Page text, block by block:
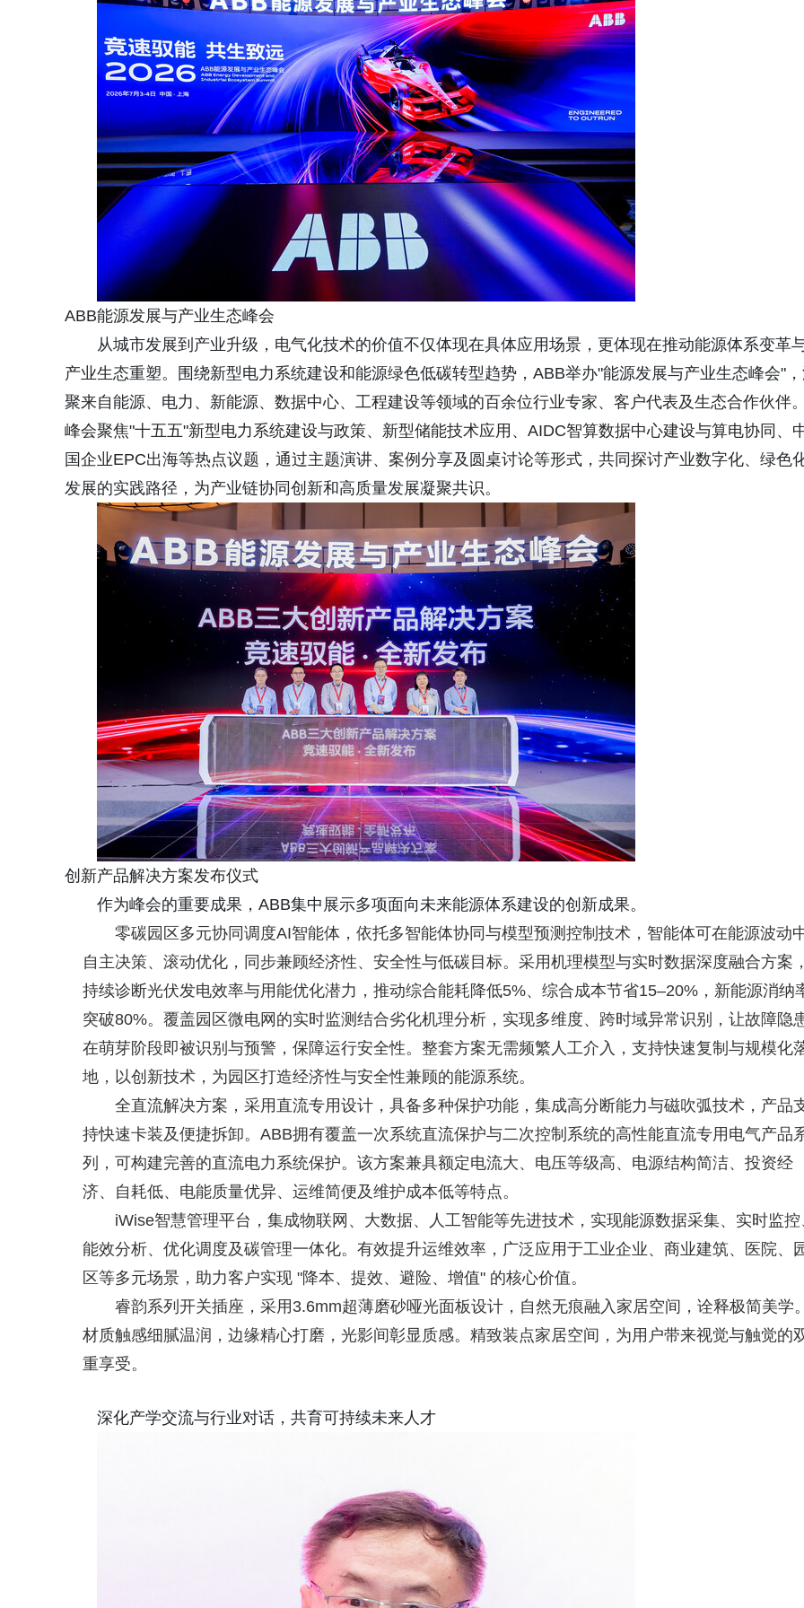
ABB能源发展与产业生态峰会
从城市发展到产业升级，电气化技术的价值不仅体现在具体应用场景，更体现在推动能源体系变革
产业生态重塑。围绕新型电力系统建设和能源绿色低碳转型趋势，ABB举办"能源发展与产业生态峰会"
聚来自能源、电力、新能源、数据中心、工程建设等领域的百余位行业专家、客户代表及生态合作伙伴。
峰会聚焦"十五五"新型电力系统建设与政策、新型储能技术应用、AIDC智算数据中心建设与算电协同、
国企业EPC出海等热点议题，通过主题演讲、案例分享及圆桌讨论等形式，共同探讨产业数字化、绿色
发展的实践路径，为产业链协同创新和高质量发展凝聚共识。
创新产品解决方案发布仪式
作为峰会的重要成果，ABB集中展示多项面向未来能源体系建设的创新成果。
零碳园区多元协同调度AI智能体，依托多智能体协同与模型预测控制技术，智能体可在能源波动
自主决策、滚动优化，同步兼顾经济性、安全性与低碳目标。采用机理模型与实时数据深度融合方案，
持续诊断光伏发电效率与用能优化潜力，推动综合能耗降低5%、综合成本节省15–20%，新能源消纳
突破80%。覆盖园区微电网的实时监测结合劣化机理分析，实现多维度、跨时域异常识别，让故障隐
在萌芽阶段即被识别与预警，保障运行安全性。整套方案无需频繁人工介入，支持快速复制与规模化
地，以创新技术，为园区打造经济性与安全性兼顾的能源系统。
全直流解决方案，采用直流专用设计，具备多种保护功能，集成高分断能力与磁吹弧技术，产品
持快速卡装及便捷拆卸。ABB拥有覆盖一次系统直流保护与二次控制系统的高性能直流专用电气产品
列，可构建完善的直流电力系统保护。该方案兼具额定电流大、电压等级高、电源结构简洁、投资经
济、自耗低、电能质量优异、运维简便及维护成本低等特点。
iWise智慧管理平台，集成物联网、大数据、人工智能等先进技术，实现能源数据采集、实时监控
能效分析、优化调度及碳管理一体化。有效提升运维效率，广泛应用于工业企业、商业建筑、医院、
区等多元场景，助力客户实现 "降本、提效、避险、增值" 的核心价值。
睿韵系列开关插座，采用3.6mm超薄磨砂哑光面板设计，自然无痕融入家居空间，诠释极简美学。
材质触感细腻温润，边缘精心打磨，光影间彰显质感。精致装点家居空间，为用户带来视觉与触觉的
重享受。
深化产学交流与行业对话，共育可持续未来人才